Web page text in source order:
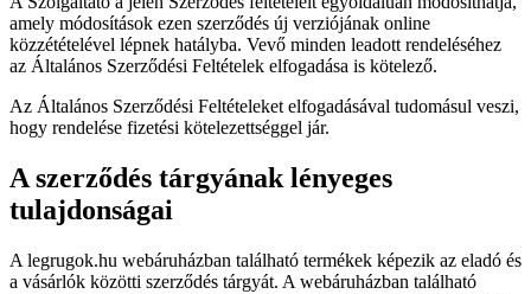
amely módosítások ezen szerződés új verziójának online
közzétételével lépnek hatályba. Vevő minden leadott rendeléséhez
az Általános Szerződési Feltételek elfogadása is kötelező.
Az Általános Szerződési Feltételeket elfogadásával tudomásul veszi,
hogy rendelése fizetési kötelezettséggel jár.
A szerződés tárgyának lényeges
tulajdonságai
A legrugok.hu webáruházban található termékek képezik az eladó és
a vásárlók közötti szerződés tárgyát. A webáruházban található